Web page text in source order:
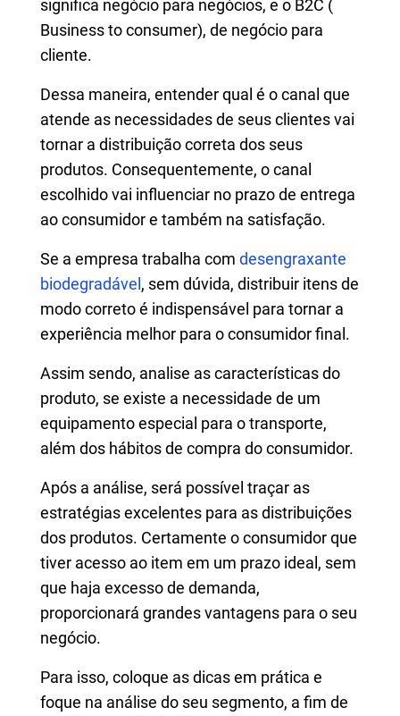
significa negócio para negócios, e o B2C (
Business to consumer), de negócio para
cliente.
Dessa maneira, entender qual é o canal que
atende as necessidades de seus clientes vai
tornar a distribuição correta dos seus
produtos. Consequentemente, o canal
escolhido vai influenciar no prazo de entrega
ao consumidor e também na satisfação.
Se a empresa trabalha com desengraxante
biodegradável, sem dúvida, distribuir itens de
modo correto é indispensável para tornar a
experiência melhor para o consumidor final.
Assim sendo, analise as características do
produto, se existe a necessidade de um
equipamento especial para o transporte,
além dos hábitos de compra do consumidor.
Após a análise, será possível traçar as
estratégias excelentes para as distribuições
dos produtos. Certamente o consumidor que
tiver acesso ao item em um prazo ideal, sem
que haja excesso de demanda,
proporcionará grandes vantagens para o seu
negócio.
Para isso, coloque as dicas em prática e
foque na análise do seu segmento, a fim de